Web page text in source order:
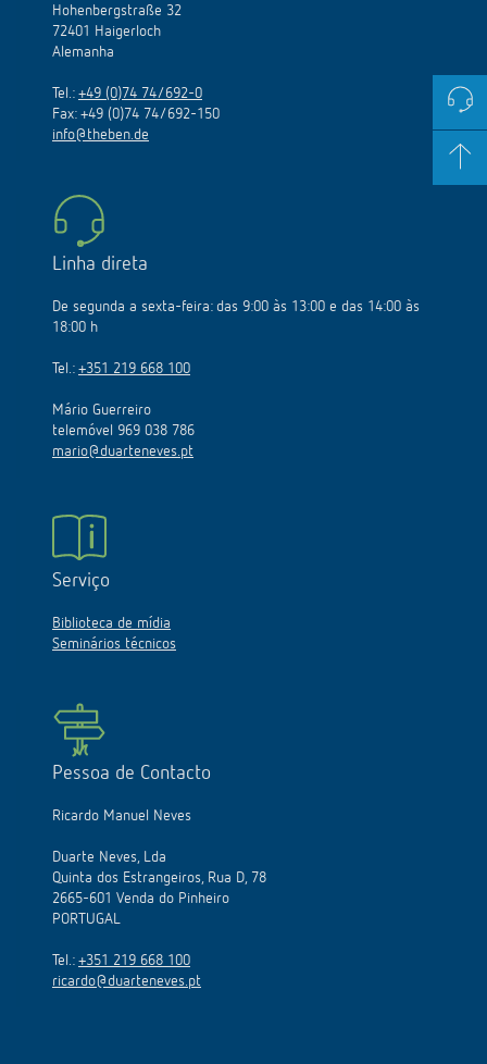
Hohenbergstraße 32
72401 Haigerloch
Alemanha
Tel.: +49 (0)74 74/692-0
Fax: +49 (0)74 74/692-150
info@theben.de
Linha direta
De segunda a sexta-feira: das 9:00 às 13:00 e das 14:00 às
18:00 h
Tel.: +351 219 668 100
Mário Guerreiro
telemóvel 969 038 786
mario@duarteneves.pt
Serviço
Biblioteca de mídia
Seminários técnicos
Pessoa de Contacto
Ricardo Manuel Neves
Duarte Neves, Lda
Quinta dos Estrangeiros, Rua D, 78
2665-601 Venda do Pinheiro
PORTUGAL
Tel.: +351 219 668 100
ricardo@duarteneves.pt